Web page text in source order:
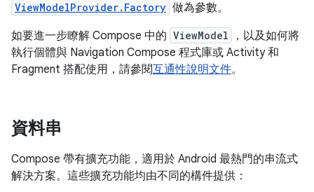
ViewModelProvider.Factory 做為參數。
如要進一步瞭解 Compose 中的 ViewModel
，以及如何將
執行個體與 Navigation Compose 程式庫或 Activity 和
Fragment 搭配使用，請參閱互通性說明文件。
資料串
Compose 帶有擴充功能，適用於 Android 最熱門的串流式
解決方案。這些擴充功能均由不同的構件提供：